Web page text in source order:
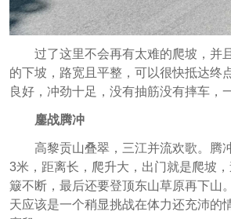
过了这里不会再有太难的爬坡，并
的下坡，路宽且平整，可以很快抵达终
良好，冲劲十足，没有抽筋没有摔车，
鏖战腾冲
高黎贡山叠翠，三江并流欢歌。腾
3米，距离长，爬升大，出门就是爬坡
簸不断，最后还要登顶东山草原再下山
天应该是一个稍显挑战在体力还充沛的